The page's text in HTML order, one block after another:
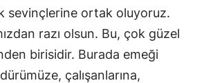
Tunceli
Şanlıurfa
Uşak
sevinçlerine ortak oluyoruz.
razı olsun. Bu, çok güzel
birisidir. Burada emeği
çalışanlarına,